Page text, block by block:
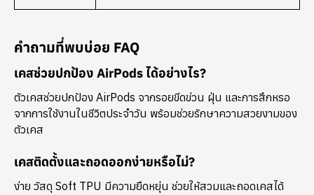
คำถามที่พบบ่อย FAQ
เคสช่วยปกป้อง AirPods ได้อย่างไร?
ตัวเคสช่วยปกป้อง AirPods จากรอยขีดข่วน ฝุ่น และการสึกหรอ
จากการใช้งานในชีวิตประจำวัน พร้อมช่วยรักษาความสวยงามของ
ตัวเคส
เคสติดตั้งและถอดออกง่ายหรือไม่?
ง่าย วัสดุ Soft TPU มีความยืดหยุ่น ช่วยให้สวมและถอดเคสได้